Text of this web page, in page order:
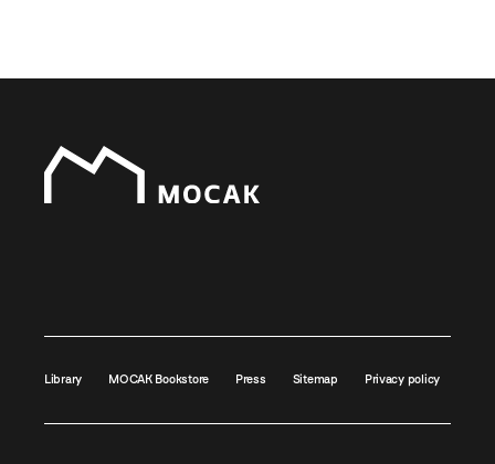
Library MOCAK Bookstore Press Sitemap Privacy policy